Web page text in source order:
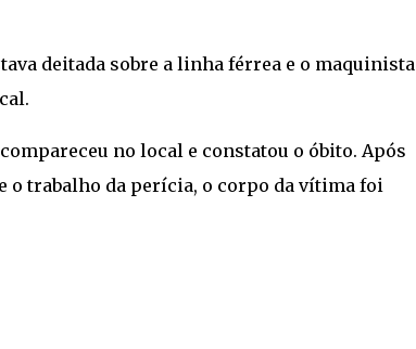
deitada sobre a linha férrea e o maquinista
no local e constatou o óbito. Após
trabalho da perícia, o corpo da vítima foi